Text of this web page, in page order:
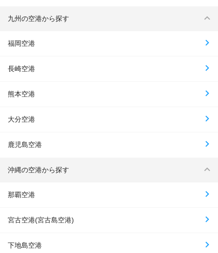
九州の空港から探す
福岡空港
長崎空港
熊本空港
大分空港
鹿児島空港
沖縄の空港から探す
那覇空港
宮古空港(宮古島空港)
下地島空港